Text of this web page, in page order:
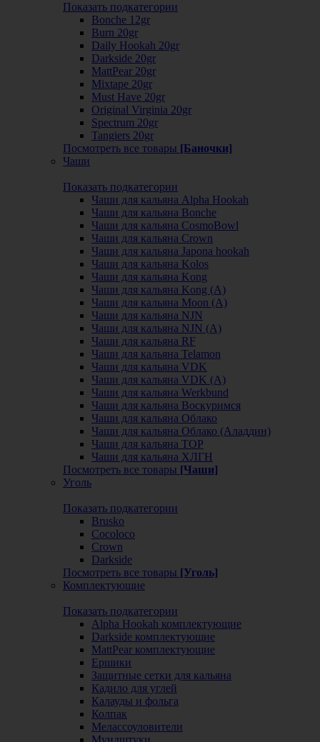
Показать подкатегории
Bonche 12gr
Burn 20gr
Daily Hookah 20gr
Darkside 20gr
MattPear 20gr
Mixtape 20gr
Must Have 20gr
Original Virginia 20gr
Spectrum 20gr
Tangiers 20gr
Посмотреть все товары [Баночки]
Чаши
Показать подкатегории
Чаши для кальяна Alpha Hookah
Чаши для кальяна Bonche
Чаши для кальяна CosmoBowl
Чаши для кальяна Crown
Чаши для кальяна Japona hookah
Чаши для кальяна Kolos
Чаши для кальяна Kong
Чаши для кальяна Kong (A)
Чаши для кальяна Moon (А)
Чаши для кальяна NJN
Чаши для кальяна NJN (А)
Чаши для кальяна RF
Чаши для кальяна Telamon
Чаши для кальяна VDK
Чаши для кальяна VDK (А)
Чаши для кальяна Werkbund
Чаши для кальяна Воскуримся
Чаши для кальяна Облако
Чаши для кальяна Облако (Аладдин)
Чаши для кальяна ТОР
Чаши для кальяна ХЛГН
Посмотреть все товары [Чаши]
Уголь
Показать подкатегории
Brusko
Cocoloco
Crown
Darkside
Посмотреть все товары [Уголь]
Комплектующие
Показать подкатегории
Alpha Hookah комплектующие
Darkside комплектующие
MattPear комплектующие
Ершики
Защитные сетки для кальяна
Кадило для углей
Калауды и фольга
Колпак
Мелассоуловители
Мундштуки